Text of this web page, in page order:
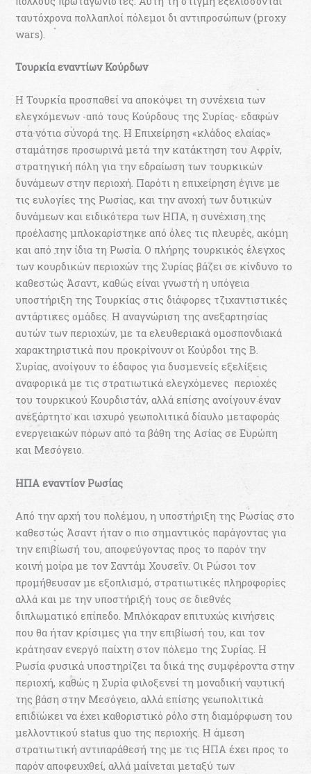
ταυτόχρονα πολλαπλοί πόλεμοι δι αντιπροσώπων (proxy
wars).
Τουρκία εναντίων Κούρδων
Η Τουρκία προσπαθεί να αποκόψει τη συνέχεια των
ελεγχόμενων -από τους Κούρδους της Συρίας- εδαφών
στα νότια σύνορά της. Η Επιχείρηση «κλάδος ελαίας»
σταμάτησε προσωρινά μετά την κατάκτηση του Αφρίν,
στρατηγική πόλη για την εδραίωση των τουρκικών
δυνάμεων στην περιοχή. Παρότι η επιχείρηση έγινε με
τις ευλογίες της Ρωσίας, και την ανοχή των δυτικών
δυνάμεων και ειδικότερα των ΗΠΑ, η συνέχιση της
προέλασης μπλοκαρίστηκε από όλες τις πλευρές, ακόμη
και από την ίδια τη Ρωσία. Ο πλήρης τουρκικός έλεγχος
των κουρδικών περιοχών της Συρίας βάζει σε κίνδυνο το
καθεστώς Άσαντ, καθώς είναι γνωστή η υπόγεια
υποστήριξη της Τουρκίας στις διάφορες τζιχαντιστικές
αντάρτικες ομάδες. Η αναγνώριση της ανεξαρτησίας
αυτών των περιοχών, με τα ελευθεριακά ομοσπονδιακά
χαρακτηριστικά που προκρίνουν οι Κούρδοι της Β.
Συρίας, ανοίγουν το έδαφος για δυσμενείς εξελίξεις
αναφορικά με τις στρατιωτικά ελεγχόμενες περιοχές
του τουρκικού Κουρδιστάν, αλλά επίσης ανοίγουν έναν
ανεξάρτητο και ισχυρό γεωπολιτικά δίαυλο μεταφοράς
ενεργειακών πόρων από τα βάθη της Ασίας σε Ευρώπη
και Μεσόγειο.
ΗΠΑ εναντίον Ρωσίας
Από την αρχή του πολέμου, η υποστήριξη της Ρωσίας στο
καθεστώς Άσαντ ήταν ο πιο σημαντικός παράγοντας για
την επιβίωσή του, αποφεύγοντας προς το παρόν την
κοινή μοίρα με τον Σαντάμ Χουσεΐν. Οι Ρώσοι τον
προμήθευσαν με εξοπλισμό, στρατιωτικές πληροφορίες
αλλά και με την υποστήριξή τους σε διεθνές
διπλωματικό επίπεδο. Μπλόκαραν επιτυχώς κινήσεις
που θα ήταν κρίσιμες για την επιβίωσή του, και τον
κράτησαν ενεργό παίχτη στον πόλεμο της Συρίας. Η
Ρωσία φυσικά υποστηρίζει τα δικά της συμφέροντα στην
περιοχή, καθώς η Συρία φιλοξενεί τη μοναδική ναυτική
της βάση στην Μεσόγειο, αλλά επίσης γεωπολιτικά
επιδιώκει να έχει καθοριστικό ρόλο στη διαμόρφωση του
μελλοντικού status quo της περιοχής. Η άμεση
στρατιωτική αντιπαράθεσή της με τις ΗΠΑ έχει προς το
παρόν αποφευχθεί, αλλά μαίνεται μεταξύ των